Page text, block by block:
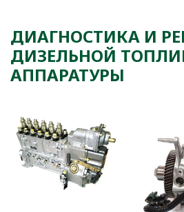
ДИАГНОСТИКА И
ДИЗЕЛЬНОЙ
АППАРАТУРЫ